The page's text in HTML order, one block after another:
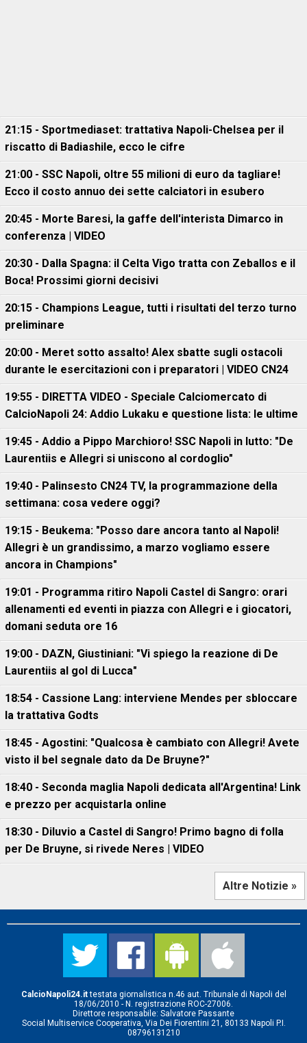
21:15 - Sportmediaset: trattativa Napoli-Chelsea per il
riscatto di Badiashile, ecco le cifre
21:00 - SSC Napoli, oltre 55 milioni di euro da tagliare!
Ecco il costo annuo dei sette calciatori in esubero
20:45 - Morte Baresi, la gaffe dell'interista Dimarco in
conferenza | VIDEO
20:30 - Dalla Spagna: il Celta Vigo tratta con Zeballos e il
Boca! Prossimi giorni decisivi
20:15 - Champions League, tutti i risultati del terzo turno
preliminare
20:00 - Meret sotto assalto! Alex sbatte sugli ostacoli
durante le esercitazioni con i preparatori | VIDEO CN24
19:55 - DIRETTA VIDEO - Speciale Calciomercato di
CalcioNapoli 24: Addio Lukaku e questione lista: le ultime
19:45 - Addio a Pippo Marchioro! SSC Napoli in lutto: "De
Laurentiis e Allegri si uniscono al cordoglio"
19:40 - Palinsesto CN24 TV, la programmazione della
settimana: cosa vedere oggi?
19:15 - Beukema: "Posso dare ancora tanto al Napoli!
Allegri è un grandissimo, a marzo vogliamo essere
ancora in Champions"
19:01 - Programma ritiro Napoli Castel di Sangro: orari
allenamenti ed eventi in piazza con Allegri e i giocatori,
domani seduta ore 16
19:00 - DAZN, Giustiniani: "Vi spiego la reazione di De
Laurentiis al gol di Lucca"
18:54 - Cassione Lang: interviene Mendes per sbloccare
la trattativa Godts
18:45 - Agostini: "Qualcosa è cambiato con Allegri! Avete
visto il bel segnale dato da De Bruyne?"
18:40 - Seconda maglia Napoli dedicata all'Argentina! Link
e prezzo per acquistarla online
18:30 - Diluvio a Castel di Sangro! Primo bagno di folla
per De Bruyne, si rivede Neres | VIDEO
Altre Notizie »
CalcioNapoli24.ittestata giornalistica n.46 aut. Tribunale di Napoli del
18/06/2010 - N. registrazione ROC-27006.
Direttore responsabile: Salvatore Passante
Social Multiservice Cooperativa, Via Dei Fiorentini 21, 80133 Napoli P.I.
08796131210